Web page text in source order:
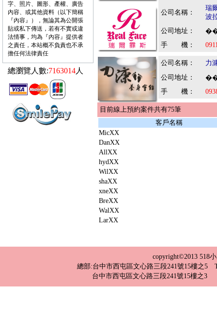
字、照片、圖形、產權、廣告
內容、或其他資料（以下簡稱
『內容』），無論其為公開張
貼或私下傳送，若有不實或違
法情事，均為『內容』提供者
之責任，本站概不負責也不承
擔任何法律責任
總瀏覽人數:7163014人
公司名稱：
瑞
波
公司地址：
��
手 機：
公司名稱：
力
公司地址：
��
手 機：
目前線上預約案件共有75筆
客戶名稱
MicXX
DanXX
AllXX
hydXX
WilXX
shaXX
xneXX
BreXX
WalXX
LarXX
copyright©2013
總部:台中市西屯區文心路三段241號15樓之5
台中市西屯區文心路三段241號15樓之3